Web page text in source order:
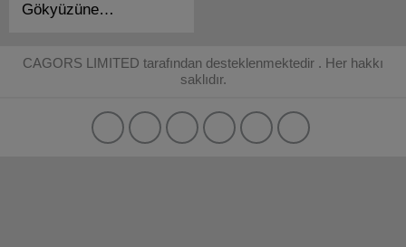
Gökyüzüne
CAGORS LIMITED tarafından desteklenmektedir . Her hakkı
saklıdır.